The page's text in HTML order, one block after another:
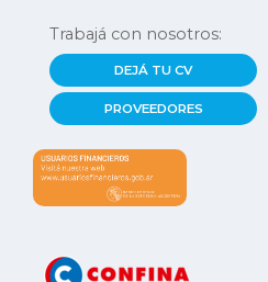
Trabajá con nosotros:
DEJÁ TU CV
PROVEEDORES